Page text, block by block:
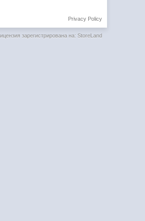
Privacy Policy
зарегистрирована на: StoreLand